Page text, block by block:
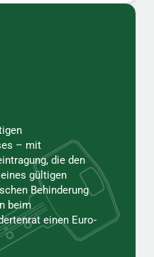
– mit
die den
gültigen
Behinderung
beim
einen Euro-